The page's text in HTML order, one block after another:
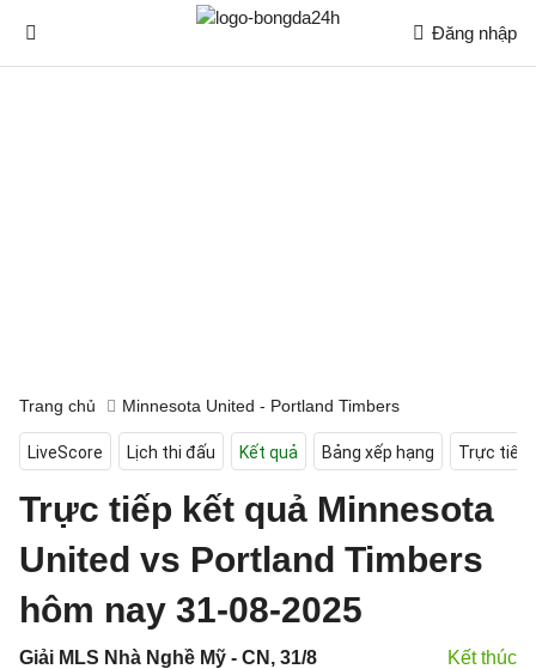
Đăng nhập
Trang chủ Minnesota United - Portland Timbers
LiveScore Lịch thi đấu Kết quả Bảng xếp hạng Trực tiếp
Trực tiếp kết quả Minnesota
United vs Portland Timbers
hôm nay 31-08-2025
Giải MLS Nhà Nghề Mỹ - CN, 31/8 Kết thúc